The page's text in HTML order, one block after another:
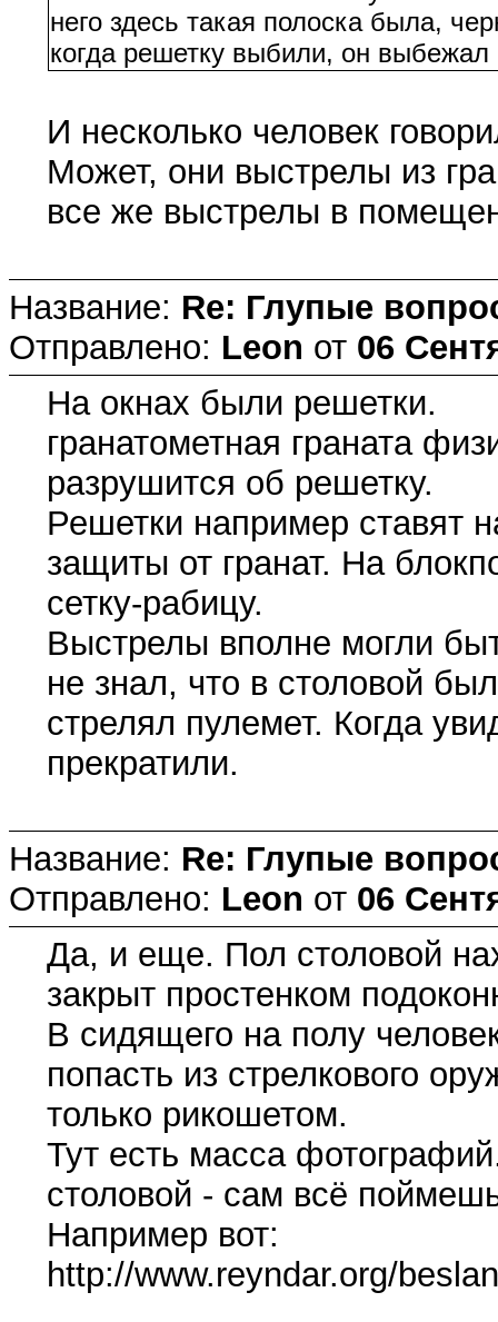
него здесь такая полоска была,
когда решетку выбили, он выбежал
И несколько человек
Может, они выстрелы из
все же выстрелы в
Название: Re: Глупые
Отправлено: Leon от 06
На окнах были решетки.
гранатометная граната
разрушится об решетку.
Решетки например ставят
защиты от гранат. На
сетку-рабицу.
Выстрелы вполне могли
не знал, что в столовой
стрелял пулемет. Когда
прекратили.
Название: Re: Глупые
Отправлено: Leon от 06
Да, и еще. Пол столовой
закрыт простенком
В сидящего на полу
попасть из стрелкового
только рикошетом.
Тут есть масса
столовой - сам всё
Например вот:
http://www.reyndar.org/